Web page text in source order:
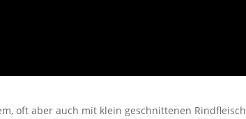
oft aber auch mit klein geschnittenen Rindfleisch